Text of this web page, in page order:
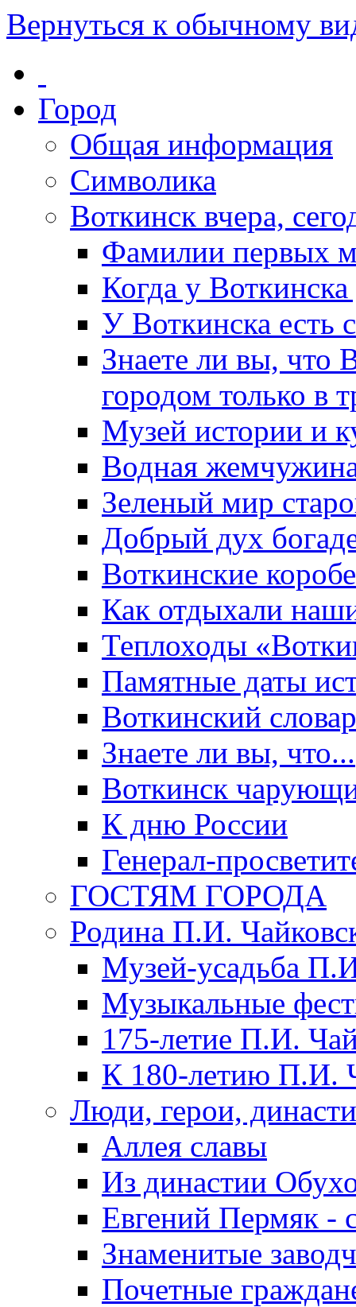
Вернуться к обычному
Город
Общая информация
Символика
Воткинск вчера,
Фамилии первых
Когда у
У Воткинска есть
Знаете ли вы, что
городом только в
Музей истории и
Водная
Зеленый мир
Добрый дух
Воткинские
Как отдыхали
Теплоходы
Памятные даты
Воткинский
Знаете ли вы, что...
Воткинск
К дню России
Генерал-
ГОСТЯМ ГОРОДА
Родина П.И.
Музей-усадьба
Музыкальные
175-летие П.И.
К 180-летию П.И.
Люди, герои,
Аллея славы
Из династии
Евгений Пермяк -
Знаменитые
Почетные